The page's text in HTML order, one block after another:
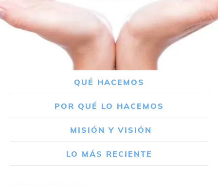
QUÉ HACEMOS
POR QUÉ LO HACEMOS
MISIÓN Y VISIÓN
LO MÁS RECIENTE